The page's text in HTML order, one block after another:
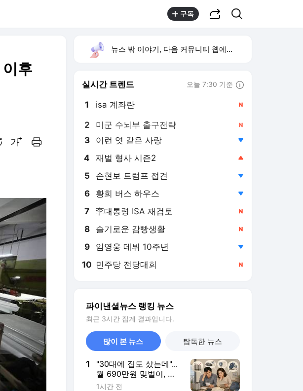
구독
후
뉴스 밖 이야기, 다음 커뮤니티 웹에서 보기
실시간 트렌드 오늘 7:30 기준
1 isa 계좌란
2 미군 수뇌부 출구전략
3 이런 엿 같은 사랑
4 재벌 형사 시즌2
5 손현보 트럼프 접견
6 황희 버스 하우스
7 李대통령 ISA 재검토
8 슬기로운 감빵생활
9 임영웅 데뷔 10주년
10 민주당 전당대회
파이낸셜뉴스 랭킹 뉴스
최근 3시간 집계 결과입니다.
많이 본 뉴스 탐독한 뉴스
1
"30대에 집도 샀는데"...
월 690만원 맞벌이, 남
는 건 20만원뿐 [머니설
1시간 전